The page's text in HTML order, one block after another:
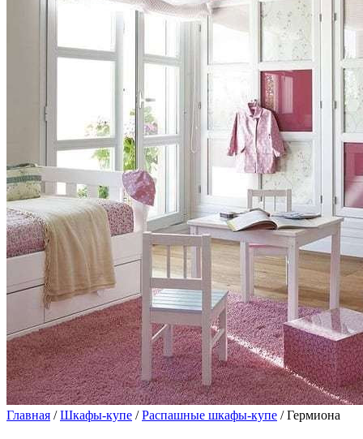
Главная /Шкафы-купе /Распашные шкафы-купе / Гермиона